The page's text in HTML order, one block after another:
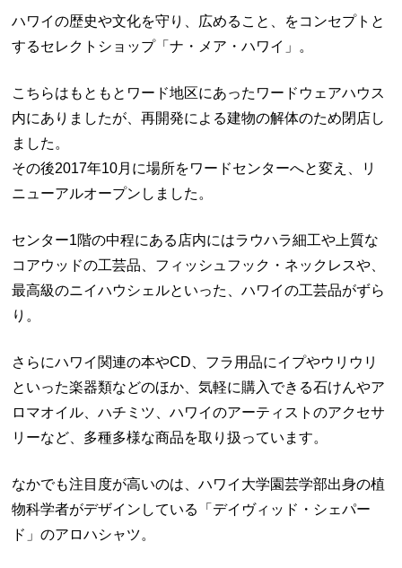
ハワイの歴史や文化を守り、広めること、をコンセプトと
するセレクトショップ「ナ・メア・ハワイ」。
こちらはもともとワード地区にあったワードウェアハウス
内にありましたが、再開発による建物の解体のため閉店し
ました。
その後2017年10月に場所をワードセンターへと変え、リ
ニューアルオープンしました。
センター1階の中程にある店内にはラウハラ細工や上質な
コアウッドの工芸品、フィッシュフック・ネックレスや、
最高級のニイハウシェルといった、ハワイの工芸品がずら
り。
さらにハワイ関連の本やCD、フラ用品にイプやウリウリ
といった楽器類などのほか、気軽に購入できる石けんやア
ロマオイル、ハチミツ、ハワイのアーティストのアクセサ
リーなど、多種多様な商品を取り扱っています。
なかでも注目度が高いのは、ハワイ大学園芸学部出身の植
物科学者がデザインしている「デイヴィッド・シェパー
ド」のアロハシャツ。